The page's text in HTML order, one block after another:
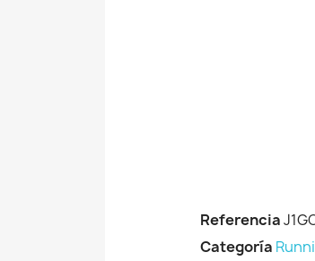
Referencia
Categoría